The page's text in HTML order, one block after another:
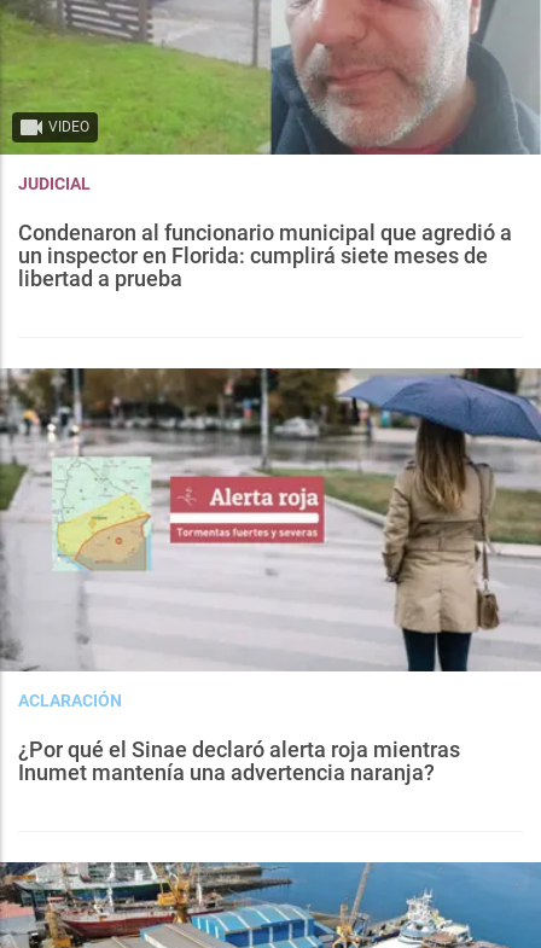
VIDEO
JUDICIAL
Condenaron al funcionario municipal que agredió a
un inspector en Florida: cumplirá siete meses de
libertad a prueba
ACLARACIÓN
¿Por qué el Sinae declaró alerta roja mientras
Inumet mantenía una advertencia naranja?